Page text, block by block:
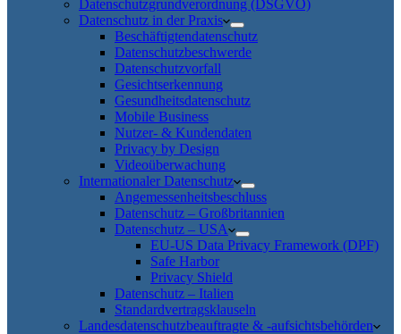
Datenschutzgrundverordnung (DSGVO)
Datenschutz in der Praxis
Beschäftigtendatenschutz
Datenschutzbeschwerde
Datenschutzvorfall
Gesichtserkennung
Gesundheitsdatenschutz
Mobile Business
Nutzer- & Kundendaten
Privacy by Design
Videoüberwachung
Internationaler Datenschutz
Angemessenheitsbeschluss
Datenschutz – Großbritannien
Datenschutz – USA
EU-US Data Privacy Framework (DPF)
Safe Harbor
Privacy Shield
Datenschutz – Italien
Standardvertragsklauseln
Landesdatenschutzbeauftragte & -aufsichtsbehörden